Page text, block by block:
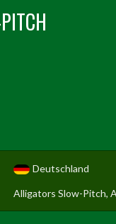
Deutschland
Alligators Slow-Pitch,